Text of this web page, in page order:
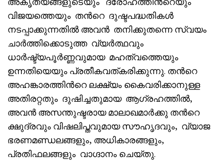
വിജയത്തെയും തൻറെ ദുഷ്ടപദ്ധതികൾ
നടപ്പാക്കുന്നതിൽ അവൻ തനിക്കുതന്നെ സ്വയം
ചാർത്തിക്കൊടുത്ത വ്യർത്ഥവും
ധാർഷ്ട്യപൂർണ്ണവുമായ മഹത്വത്തെയും
ഉന്നതിയെയും പ്രതീകവത്കരിക്കുന്നു. തൻറെ
അഹങ്കാരത്തിൻറെ ലക്ഷ്യം കൈവരിക്കാനുള്ള
അതിരറ്റതും ദുഷിച്ചതുമായ ആഗ്രഹത്തിൽ,
അവൻ അസന്തുഷ്ടരായ മാലാഖമാർക്കു തൻറെ
ക്ഷുദ്രവും വിഷലിപ്തവുമായ സൗഹൃദവും, വ്യാജ
ഭരണമണ്ഡലങ്ങളും, അധികാരങ്ങളും,
പ്രതിഫലങ്ങളും വാഗ്ദാനം ചെയ്തു.